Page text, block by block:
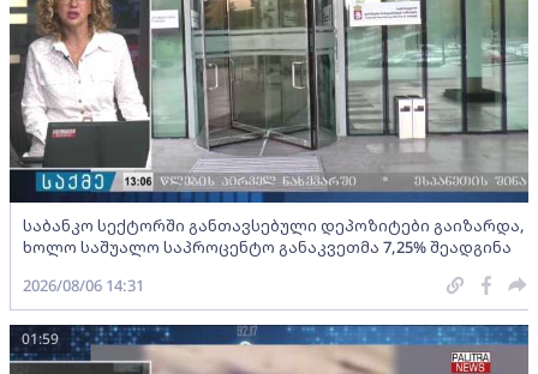
საბანკო სექტორში განთავსებული დეპოზიტები გაიზარდა,
ხოლო საშუალო საპროცენტო განაკვეთმა 7,25% შეადგინა
2026/08/06 14:31
01:59